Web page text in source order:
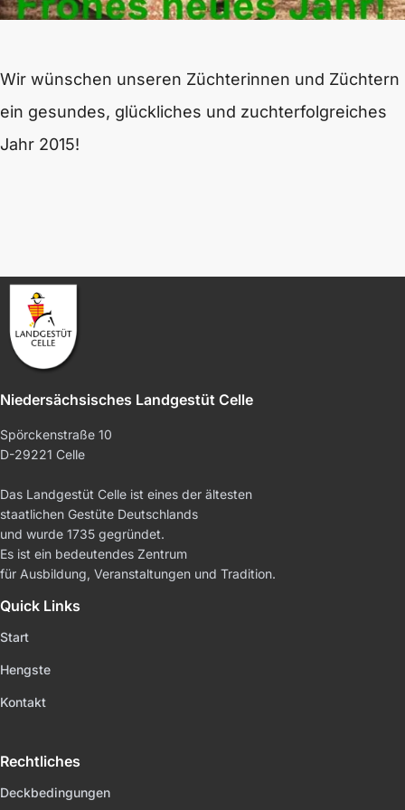
Wir wünschen unseren Züchterinnen und Züchtern
ein gesundes, glückliches und zuchterfolgreiches
Jahr 2015!
Niedersächsisches Landgestüt Celle
Spörckenstraße 10
D-29221 Celle
Das Landgestüt Celle ist eines der ältesten
staatlichen Gestüte Deutschlands
und wurde 1735 gegründet.
Es ist ein bedeutendes Zentrum
für Ausbildung, Veranstaltungen und Tradition.
Quick Links
Start
Hengste
Kontakt
Rechtliches
Deckbedingungen